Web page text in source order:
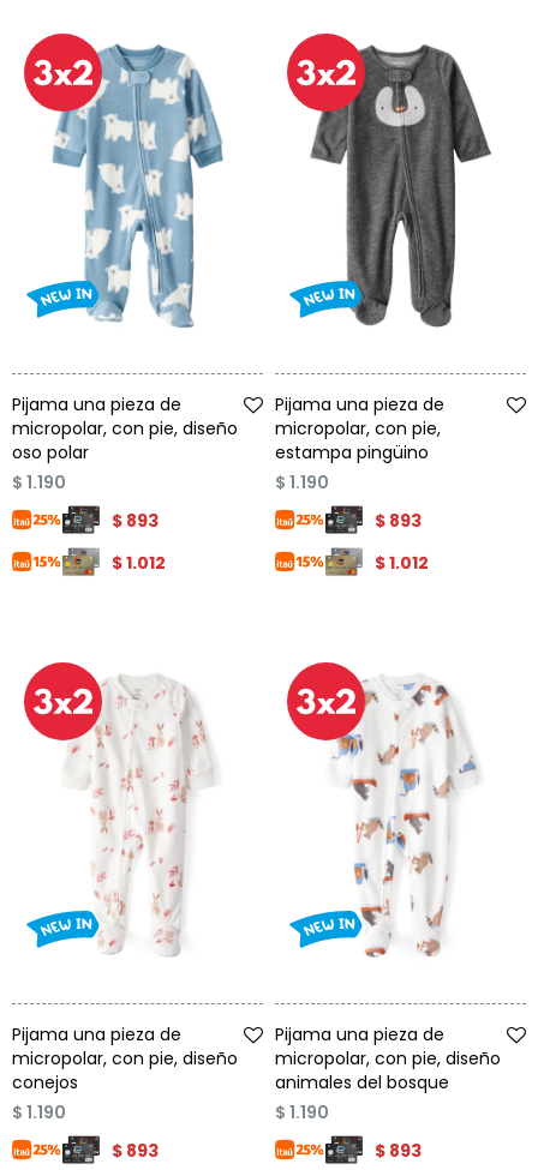
Pijama una pieza de
micropolar, con pie, diseño
oso polar
$ 1.190
$ 893
$1.012
Pijama una pieza de
micropolar, con pie,
estampa pingüino
$ 1.190
$ 893
$1.012
Pijama una pieza de
micropolar, con pie, diseño
conejos
$ 1.190
$ 893
Pijama una pieza de
micropolar, con pie, diseño
animales del bosque
$ 1.190
$ 893